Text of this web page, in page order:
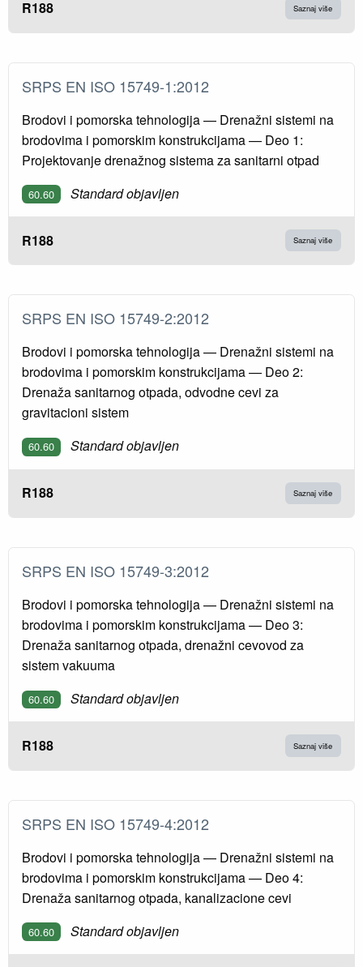
R188 Saznaj više
SRPS EN ISO 15749-1:2012
Brodovi i pomorska tehnologija — Drenažni sistemi na
brodovima i pomorskim konstrukcijama — Deo 1:
Projektovanje drenažnog sistema za sanitarni otpad
60.60 Standard objavljen
R188 Saznaj više
SRPS EN ISO 15749-2:2012
Brodovi i pomorska tehnologija — Drenažni sistemi na
brodovima i pomorskim konstrukcijama — Deo 2:
Drenaža sanitarnog otpada, odvodne cevi za
gravitacioni sistem
60.60 Standard objavljen
R188 Saznaj više
SRPS EN ISO 15749-3:2012
Brodovi i pomorska tehnologija — Drenažni sistemi na
brodovima i pomorskim konstrukcijama — Deo 3:
Drenaža sanitarnog otpada, drenažni cevovod za
sistem vakuuma
60.60 Standard objavljen
R188 Saznaj više
SRPS EN ISO 15749-4:2012
Brodovi i pomorska tehnologija — Drenažni sistemi na
brodovima i pomorskim konstrukcijama — Deo 4:
Drenaža sanitarnog otpada, kanalizacione cevi
60.60 Standard objavljen